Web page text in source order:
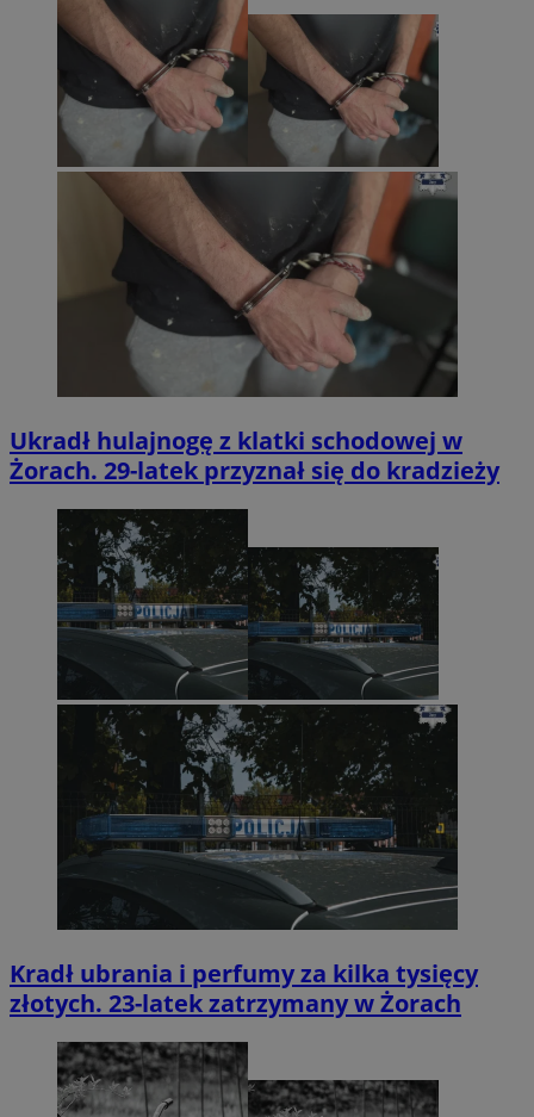
Ukradł hulajnogę z klatki schodowej w
Żorach. 29-latek przyznał się do kradzieży
Kradł ubrania i perfumy za kilka tysięcy
złotych. 23-latek zatrzymany w Żorach